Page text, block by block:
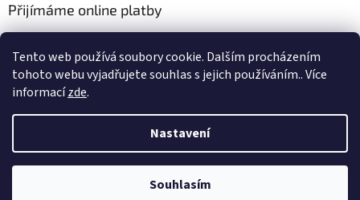
Tento web používá soubory cookie. Dalším procházením
tohoto webu vyjadřujete souhlas s jejich používáním.. Více
informacízde.
Nastavení
Souhlasím
Přijímáme online platby
Copyright 2026Autokoberce-zubri.cz. Všechna práva vyhrazena.
Upravit nastavení cookies